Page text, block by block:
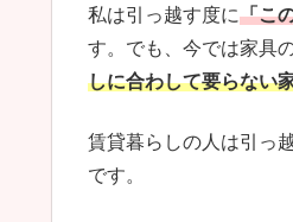
私は引っ越す度に「こ
す。でも、今では家具
しに合わして要らない
賃貸暮らしの人は引っ
です。